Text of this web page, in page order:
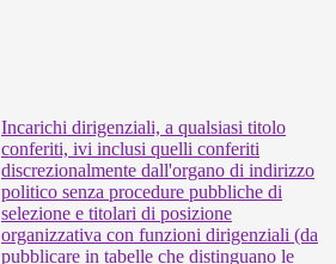
Incarichi dirigenziali, a qualsiasi titolo
conferiti, ivi inclusi quelli conferiti
discrezionalmente dall'organo di indirizzo
politico senza procedure pubbliche di
selezione e titolari di posizione
organizzativa con funzioni dirigenziali (da
pubblicare in tabelle che distinguano le